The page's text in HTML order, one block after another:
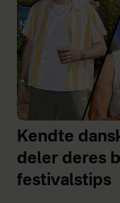
Kendte
deler deres
festivalstips